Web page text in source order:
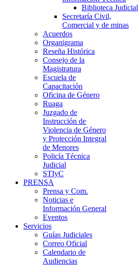
Biblioteca Judicial
Secretaría Civil,
Comercial y de minas
Acuerdos
Organigrama
Reseña Histórica
Consejo de la
Magistratura
Escuela de
Capacitación
Oficina de Género
Ruaga
Juzgado de
Instrucción de
Violencia de Género
y Protección Integral
de Menores
Policía Técnica
Judicial
STIyC
PRENSA
Prensa y Com.
Noticias e
Información General
Eventos
Servicios
Guías Judiciales
Correo Oficial
Calendario de
Audiencias